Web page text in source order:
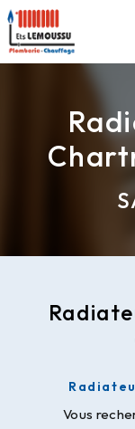
Vous
Panneau de gestion